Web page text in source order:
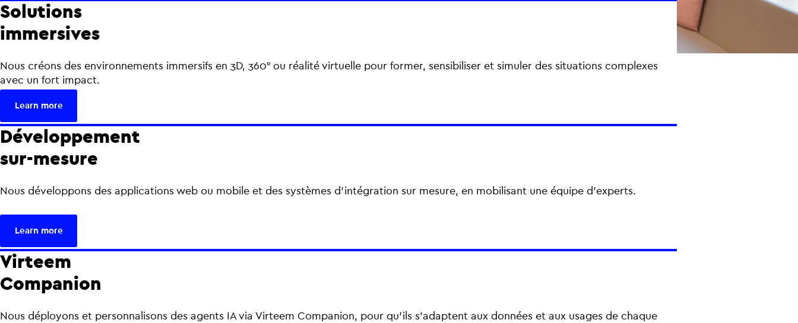
Solutions
immersives
Nous créons des environnements immersifs en 3D, 360° ou réalité virtuelle pour former, sensibiliser et simuler des situations complexes
avec un fort impact.
Learn more
Développement
sur-mesure
Nous développons des applications web ou mobile et des systèmes d’intégration sur mesure, en mobilisant une équipe d’experts.
Learn more
Virteem
Companion
Nous déployons et personnalisons des agents IA via Virteem Companion, pour qu’ils s’adaptent aux données et aux usages de chaque